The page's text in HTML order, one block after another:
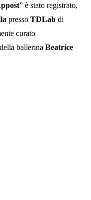
” è stato registrato,
presso TDLab di
curato
ballerina Beatrice